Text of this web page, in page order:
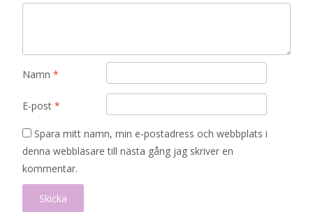
Namn *
E-post *
Spara mitt namn, min e-postadress och webbplats i
denna webbläsare till nästa gång jag skriver en
kommentar.